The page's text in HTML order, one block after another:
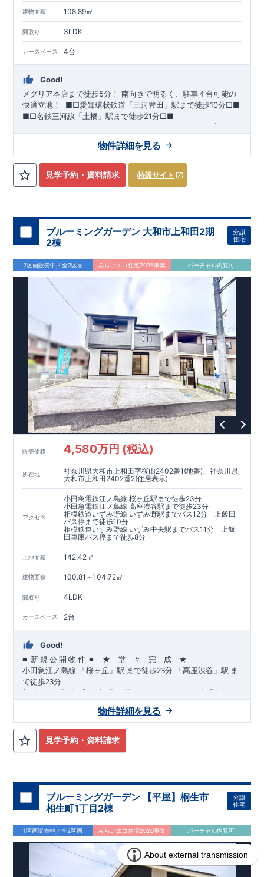
固定資産税などの税制優遇を受けられるだけでなく、中古市場
でも、長期優良住宅が有利に働きます。
【充実のアフターサポート】
・東栄住宅では、お引渡し後最大10回の無料定期点検と、60年
え、アフターサービスを外部の業者に委託せず、東栄住宅グル
ープ「東栄ホームサービス株式会社」にて責任をもって対応い
建物面積 108.89㎡
間取り 3LDK
カースペース 4台
Good!
メグリア本店まで徒歩5分！ ​南向きで明るく、駐車４台可能の
快適立地！
■□愛知環状鉄道「三河豊田」駅まで徒歩10分□■
■□名鉄三河線「土橋」駅まで徒歩21分□■
まずはお気
ー・ーーー・ーーー・ーーー・ーーー・ーーー ​
おすすめポイント★​
・キッズデザイン賞を受賞した土間ルームを採用！ ​雨・気温
を気にせず過ごせるお子様やペットの遊び ​​ スペースや、
DIY
・お友達とのおしゃべり空間に！​ ​・混みがちな朝でも家族
ない！
・書斎 は仕事や趣味の部屋だけでなく、​ ストーブや扇風機な
どの季節モノ、 ​ 家族の衣類など収納スペースとしても ​ 使
える便利な空間！ ​ ​・奥行のあるインナーバルコニーは​雨が
降り込みにくいので、​ 急な天気の変化にも対応できる！
スマートフォンで見やすい特設サイトはこちら
https://www.e-blooming.com/bukken/83975016/
見学予約・資料請求 特設サイト
物件詳細を見る
ブルーミングガーデン 大和市上和田2期
2棟
分譲
住宅
2区画販売中／全2区画 みらいエコ住宅2026事業 バーチャル内覧可
販売価格 4,580万円 (税込)
所在地
神奈川県大和市上和田字桜山2402番1(地番)、神奈川県
大和市上和田2402番2(住居表示)
アクセス
小田急電鉄江ノ島線 桜ヶ丘駅まで徒歩23分
小田急電鉄江ノ島線 高座渋谷駅まで徒歩23分
相模鉄道いずみ野線 いずみ野駅までバス12分 上飯田
バス停まで徒歩10分
相模鉄道いずみ野線 いずみ中央駅までバス11分 上飯
田車庫バス停まで徒歩8分
土地面積 142.42㎡
建物面積 100.81～104.72㎡
間取り 4LDK
カースペース 2台
Good!
■ 新 規 公 開 物 件 ■ ★ 堂 々 完 成 ★
小田急江ノ島線 「桜ヶ丘」駅 まで徒歩23分 「高座渋谷」駅 ま
で徒歩23分
相鉄いずみ野
線 「いずみ野」駅 分
バス停「上飯
分
,
【玄関土間収納】 スーツケースやベビーカーの収納にも便利
【ウォークインクローゼット】
い☆
【２階の廊下収納】 ​ 生活感の出る掃除機や、 ​日用品などのア
イテムを目隠し収納ができる
♪
【床下収納】
​ 【大容量シューズクローゼット】
ったら嬉しい収納完備☆
[2],対面キッチンには、食洗器搭載★​”配膳・後片付け”が便利な
対面キッチンには、 生活感を感じさせない
[3],浴室暖房乾燥機 雨の日や花粉の時期のお洗濯も安心！！
見学予約・資料請求
物件詳細を見る
ブルーミングガーデン 【平屋】桐生市
相生町1丁目2棟
分譲
住宅
1区画販売中／全2区画 みらいエコ住宅2026事業 バーチャル内覧可